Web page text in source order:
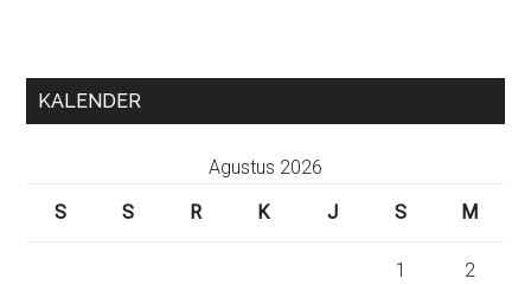
KALENDER
Agustus 2026
S
S R K J S M
1 2